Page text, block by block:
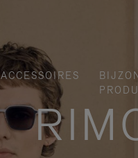
ACCESSOIRES